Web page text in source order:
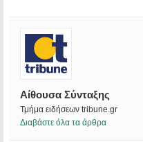
Αίθουσα Σύνταξης
Τμήμα ειδήσεων tribune.gr
Διαβάστε όλα τα άρθρα